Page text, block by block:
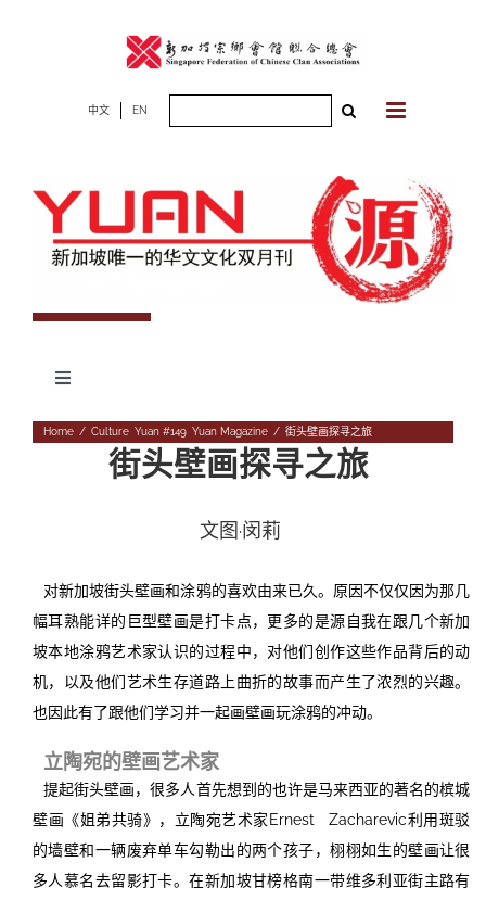
中文 EN
Toggle
专题
艺术
历史
181期
180期
178期
征稿启事
“本土文学”栏目征稿
关于我们
《源》杂志简介
联系我们
登录
Home / Culture, Yuan #149, Yuan Magazine / 街头壁画探寻之旅
街头壁画探寻之旅
文图·闵莉
对新加坡街头壁画和涂鸦的喜欢由来已久。原因不仅仅因为那几
幅耳熟能详的巨型壁画是打卡点，更多的是源自我在跟几个新加
坡本地涂鸦艺术家认识的过程中，对他们创作这些作品背后的动
机，以及他们艺术生存道路上曲折的故事而产生了浓烈的兴趣。
也因此有了跟他们学习并一起画壁画玩涂鸦的冲动。
立陶宛的壁画艺术家
提起街头壁画，很多人首先想到的也许是马来西亚的著名的槟城
壁画《姐弟共骑》，立陶宛艺术家Ernest Zacharevic利用斑驳
的墙壁和一辆废弃单车勾勒出的两个孩子，栩栩如生的壁画让很
多人慕名去留影打卡。在新加坡甘榜格南一带维多利亚街主路有